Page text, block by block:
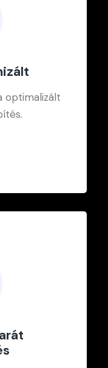
optimalizált